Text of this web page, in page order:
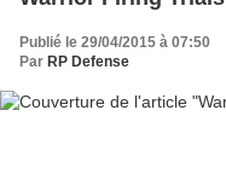
Publié le 29/04/2015 à 07:50
Par RP Defense